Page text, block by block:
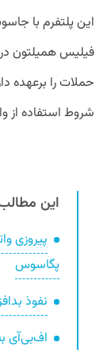
این پلتفرم با
شروط استفاده از
این
پیروزی
پگاسوس
نفوذ
اف‌بی‌آی